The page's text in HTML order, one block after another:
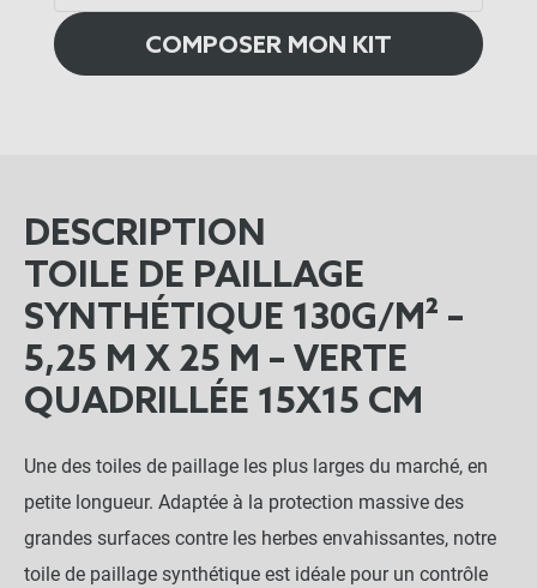
COMPOSER MON KIT
DESCRIPTION
TOILE DE PAILLAGE
SYNTHÉTIQUE 130G/M² –
5,25 M X 25 M – VERTE
QUADRILLÉE 15X15 CM
Une des toiles de paillage les plus larges du marché, en
petite longueur. Adaptée à la protection massive des
grandes surfaces contre les herbes envahissantes, notre
toile de paillage synthétique est idéale pour un contrôle